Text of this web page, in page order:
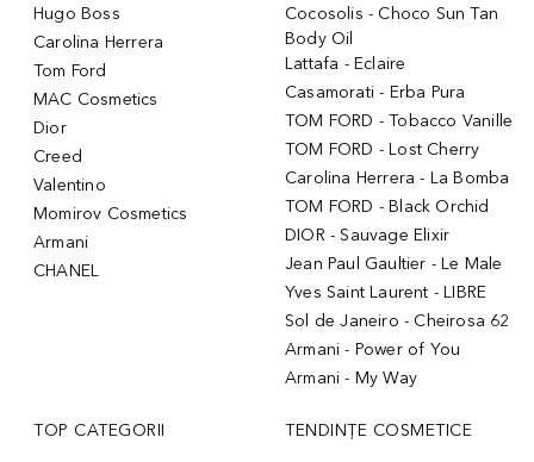
Hugo Boss
Carolina Herrera
Tom Ford
MAC Cosmetics
Dior
Creed
Valentino
Momirov Cosmetics
Armani
CHANEL
Cocosolis - Choco Sun Tan
Body Oil
Lattafa - Eclaire
Casamorati - Erba Pura
TOM FORD - Tobacco Vanille
TOM FORD - Lost Cherry
Carolina Herrera - La Bomba
TOM FORD - Black Orchid
DIOR - Sauvage Elixir
Jean Paul Gaultier - Le Male
Yves Saint Laurent - LIBRE
Sol de Janeiro - Cheirosa 62
Armani - Power of You
Armani - My Way
TOP CATEGORII TENDINȚE COSMETICE